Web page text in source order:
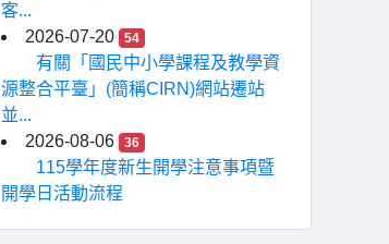
客...
2026-07-20
54
有關「國民中小學課程及教學資
源整合平臺」(簡稱CIRN)網站遷站
並...
2026-08-06
36
115學年度新生開學注意事項暨
開學日活動流程